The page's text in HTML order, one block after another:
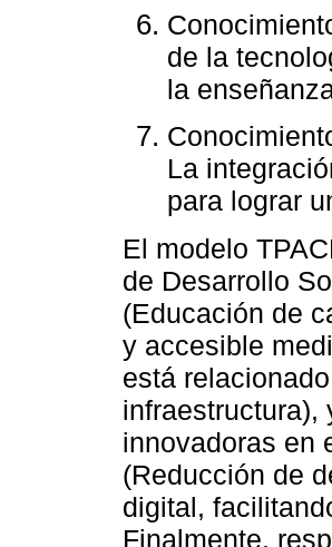
de la
la
La
para lograr
El modelo
de Desarrollo
(Educación de
y accesible
está
infraestructura),
innovadoras en
(Reducción de
digital,
Finalmente,